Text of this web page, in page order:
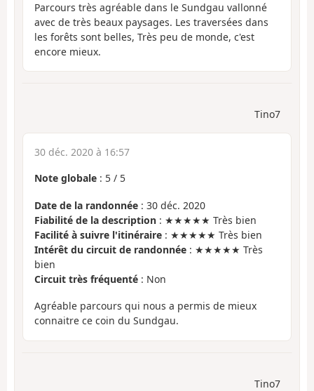
Parcours très agréable dans le Sundgau vallonné
avec de très beaux paysages. Les traversées dans
les forêts sont belles, Très peu de monde, c'est
encore mieux.
Tino7
30 déc. 2020 à 16:57
Note globale : 5 / 5
Date de la randonnée : 30 déc. 2020
Fiabilité de la description : ★★★★★ Très bien
Facilité à suivre l'itinéraire : ★★★★★ Très bien
Intérêt du circuit de randonnée : ★★★★★ Très
bien
Circuit très fréquenté : Non
Agréable parcours qui nous a permis de mieux
connaitre ce coin du Sundgau.
Tino7